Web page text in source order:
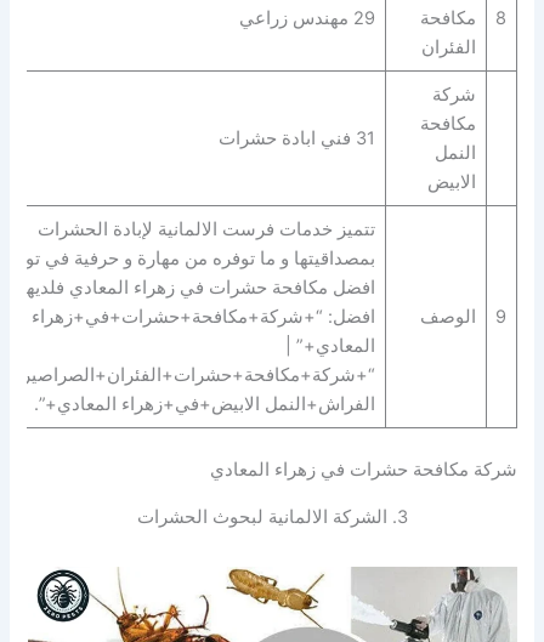
8
مكافحة
الفئران
29 مهندس زراعي
شركة
مكافحة
النمل
الابيض
31 فني ابادة حشرات
9 الوصف
تتميز خدمات فرست الالمانية لإبادة الحشرات
بمصداقيتها و ما توفره من مهارة و حرفية في توفير
افضل مكافحة حشرات في زهراء المعادي فلديها
افضل: “+شركة+مكافحة+حشرات+في+زهراء
المعادي+” |
الفراش+النمل الابيض+في+زهراء المعادي+”.
شركة مكافحة حشرات في زهراء المعادي
3. الشركة الالمانية لبحوث الحشرات